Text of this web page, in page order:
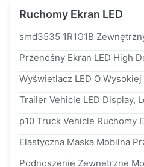
Ruchomy Ekran LED